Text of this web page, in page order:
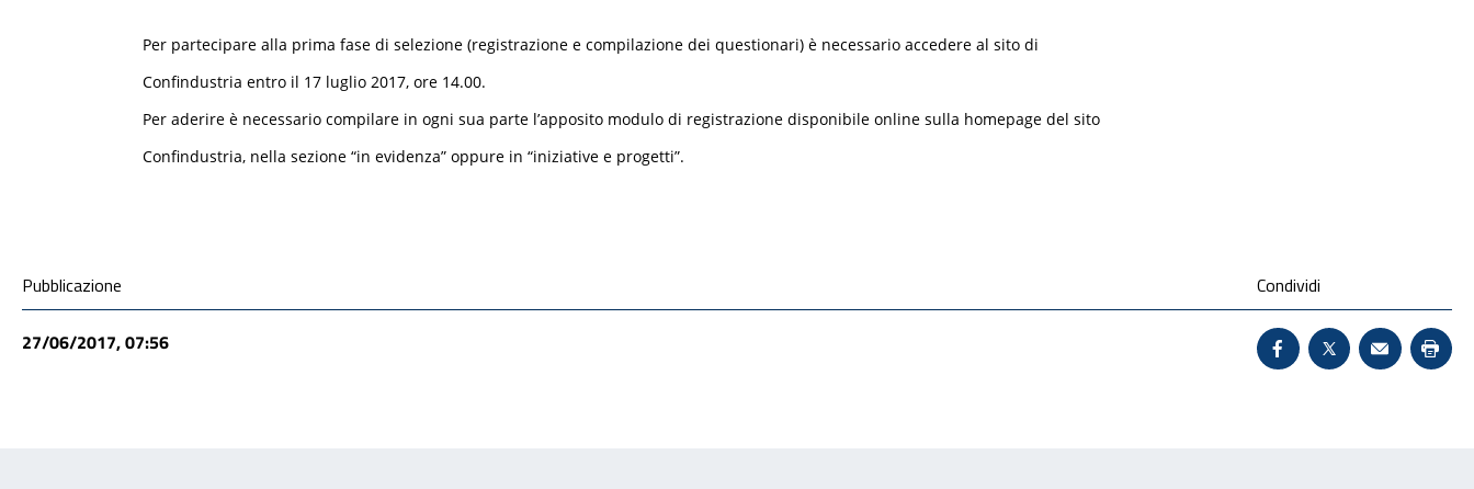
Per partecipare alla prima fase di selezione (registrazione e compilazione dei questionari) è necessario accedere al sito di
Confindustria entro il 17 luglio 2017, ore 14.00.
Per aderire è necessario compilare in ogni sua parte l’apposito modulo di registrazione disponibile online sulla homepage del sito
Confindustria, nella sezione “in evidenza” oppure in “iniziative e progetti”.
Condivisione social
Pubblicazione
27/06/2017, 07:56
Condividi
Condividi su
X - Sito esterno
Invio Mail: